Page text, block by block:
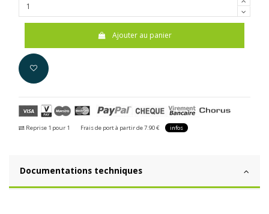
Ajouter au panier
Reprise 1 pour 1 Frais de port à partir de 7.90 € infos
Documentations techniques